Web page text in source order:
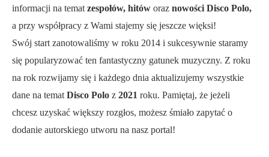
informacji na tematzespołów, hitów oraz nowości Disco Polo,
a przy współpracy z Wami stajemy się jeszcze więksi!
Swój start zanotowaliśmy w roku 2014 i sukcesywnie staramy
się popularyzować ten fantastyczny gatunek muzyczny. Z roku
na rok rozwijamy się i każdego dnia aktualizujemy wszystkie
dane na tematDisco Polo z 2021 roku. Pamiętaj, że jeżeli
chcesz uzyskać większy rozgłos, możesz śmiało zapytać o
dodanie autorskiego utworu na nasz portal!